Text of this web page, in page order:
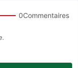
0Commentaires